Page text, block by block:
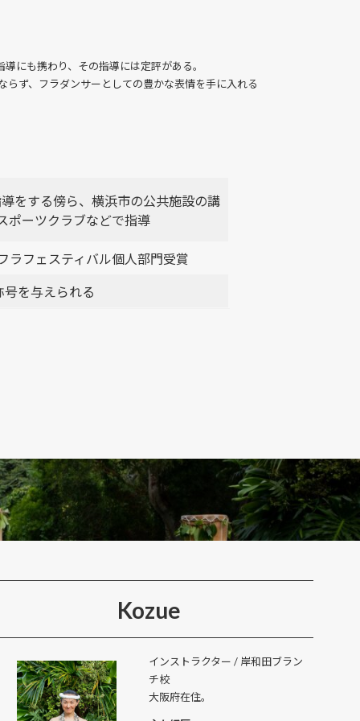
にも携わり、その指導には定評がある。
ず、フラダンサーとしての豊かな表情を手に入れる
をする傍ら、横浜市の公共施設の講
ポーツクラブなどで指導
ラフェスティバル個人部門受賞
号を与えられる
Kozue
インストラクター / 岸和田ブラン
チ校
大阪府在住。